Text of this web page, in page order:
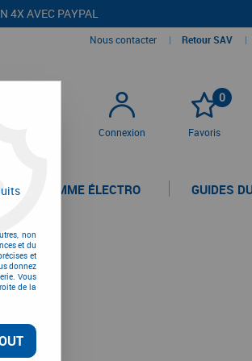
4X AVEC PAYPAL
Nous contacter | Retour SAV |
Connexion
0
Favoris
LA GAMME ÉLECTRO GUIDES
non
et du
et
donnez
Vous
de la